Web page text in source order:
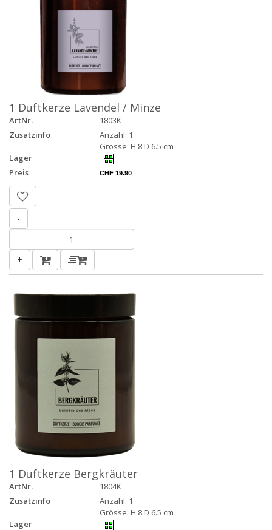
1 Duftkerze Lavendel / Minze
ArtNr.
1803K
Zusatzinfo
Anzahl: 1
Grösse: H 8 D 6.5 cm
Lager
Preis
CHF 19.90
-
+
1 Duftkerze Bergkräuter
ArtNr.
1804K
Zusatzinfo
Anzahl: 1
Grösse: H 8 D 6.5 cm
Lager